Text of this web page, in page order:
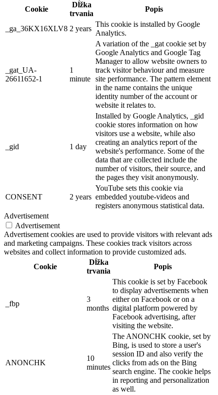
Cookie
Dĺžka
trvania
Popis
_ga_36KX16XLV8 2 years
This cookie is installed by Google
Analytics.
_gat_UA-
26611652-1
1
minute
A variation of the _gat cookie set by
Google Analytics and Google Tag
Manager to allow website owners to
track visitor behaviour and measure
site performance. The pattern element
in the name contains the unique
identity number of the account or
website it relates to.
_gid 1 day
Installed by Google Analytics, _gid
cookie stores information on how
visitors use a website, while also
creating an analytics report of the
website's performance. Some of the
data that are collected include the
number of visitors, their source, and
the pages they visit anonymously.
CONSENT 2 years
YouTube sets this cookie via
embedded youtube-videos and
registers anonymous statistical data.
Advertisement
Advertisement
Advertisement cookies are used to provide visitors with relevant ads
and marketing campaigns. These cookies track visitors across
websites and collect information to provide customized ads.
Cookie
Dĺžka
trvania
Popis
_fbp
3
months
This cookie is set by Facebook
to display advertisements when
either on Facebook or on a
digital platform powered by
Facebook advertising, after
visiting the website.
ANONCHK
10
minutes
The ANONCHK cookie, set by
Bing, is used to store a user's
session ID and also verify the
clicks from ads on the Bing
search engine. The cookie helps
in reporting and personalization
as well.